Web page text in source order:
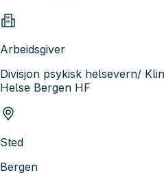
Arbeidsgiver
Divisjon psykisk helsevern/
Helse Bergen HF
Sted
Bergen